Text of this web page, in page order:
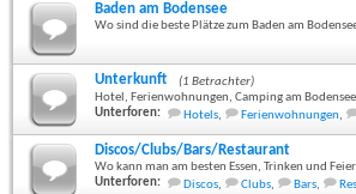
Baden am Bodensee
Wo sind die beste Plätze zum Baden am
Unterkunft
(1 Betrachter)
Hotel, Ferienwohnungen, Camping am Bodensee
Unterforen:
Hotels, Ferienwohnungen,
Discos/Clubs/Bars/Restaurant
Wo kann man am besten Essen, Trinken und
Unterforen:
Discos, Clubs, Bars,